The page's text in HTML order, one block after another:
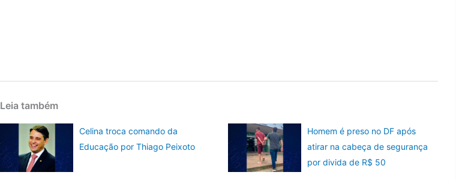
Leia também
Celina troca comando da
Educação por Thiago Peixoto
Homem é preso no DF após
atirar na cabeça de segurança
por divida de R$ 50